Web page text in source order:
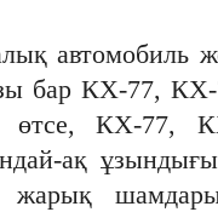
автомобиль
бар КХ-77,
өтсе, КХ-77,
ақ